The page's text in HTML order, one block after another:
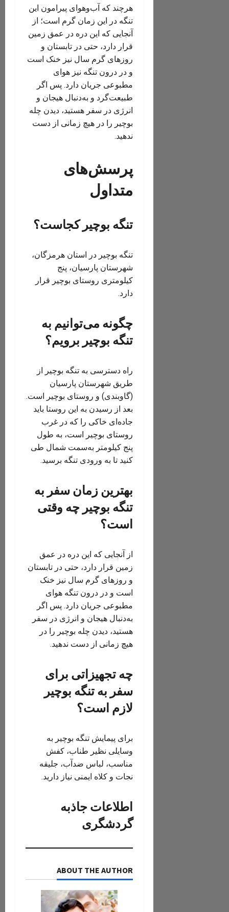
هرچند که آب‌وهوای پیرامون این
تنگه در این زمان گرم است؛ از
آنجایی که این دره در عمق زمین
قرار دارد، حتی در تابستان و
روزهای گرم سال نیز خنک است
و در درون تنگه نیز هوای
مطبوعی جریان دارد. پس اگر
طبیعت‌گرد و به‌دنبال هیجان و
انرژی در سفر هستید، دیدن چله
بوچیر را در هیچ زمانی از دست
ندهید.
پرسش‌های
متداول
تنگه بوچیر کجاست؟
تنگه بوچیر در استان هرمزگان،
شهرستان پارسیان، پنج
کیلومتری روستای بوچیر قرار
دارد.
چگونه می‌توانیم به
تنگه بوچیر برویم؟
راه دسترسی به تنگه بوچیر از
طریق شهرستان پارسیان
(گاوبندی) و روستای بوچیر است.
بعد از رسیدن به این روستا باید
جاده‌ای خاکی‌ را که در غرب
روستای بوچیر است، به طول
پنج کیلومتر به‌سمت شمال طی
کنید تا به ورودی تنگه برسید.
بهترین زمان سفر به
تنگه بوچیر چه وقتی
است؟
از آنجایی که این دره در عمق
زمین قرار دارد، حتی در تابستان
و روزهای گرم سال نیز خنک
است و در درون تنگه هوای
مطبوعی جریان دارد. پس اگر
به‌دنبال هیجان و انرژی در سفر
هستید، دیدن چله بوچیر را در
هیچ زمانی از دست ندهید.
چه تجهیزاتی برای
سفر به تنگه بوچیر
لازم است؟
برای پیمایش تنگه بوچیر به
وسایلی نظیر طناب، کفش
مناسب، لباس ضدآب، جلیقه
نجات و کلاه ایمنی نیاز دارید.
اطلاعات جاذبه
گردشگری
ABOUT THE AUTHOR